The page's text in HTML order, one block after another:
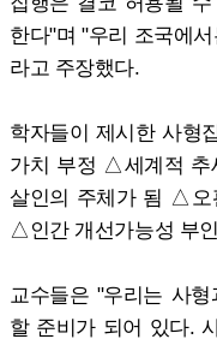
한다"며 "우리 조국에
라고 주장했다.
학자들이 제시한 사형
가치 부정 △세계적
살인의 주체가 됨 △
△인간 개선가능성 부
교수들은 "우리는 사
할 준비가 되어 있다.